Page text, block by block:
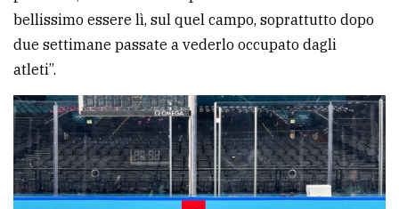
bellissimo essere lì, sul quel campo, soprattutto dopo
due settimane passate a vederlo occupato dagli
atleti”.